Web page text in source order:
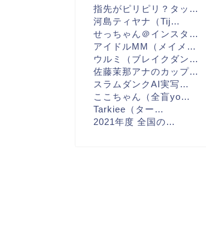
指先がピリピリ？タッ…
河島ティヤナ（Tij…
せっちゃん＠インスタ…
アイドルMM（メイメ…
ウルミ（ブレイクダン…
佐藤茉那アナのカップ…
スラムダンクAI実写…
ここちゃん（全盲yo…
Tarkiee（ター…
2021年度 全国の…